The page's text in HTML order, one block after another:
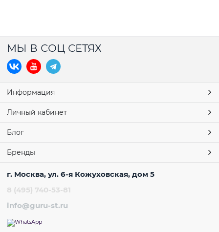
МЫ В СОЦ СЕТЯХ
Информация
Личный кабинет
Блог
Бренды
г. Москва, ул. 6-я Кожуховская, дом 5
8 (495) 740-53-81
info@guru-st.ru